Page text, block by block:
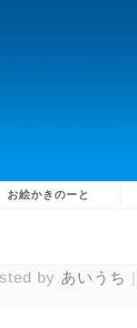
お絵かきのーと
by あいうち